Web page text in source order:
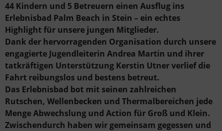
44 Kindern und 5 Betreuern einen Ausflug ins
Erlebnisbad Palm Beach in Stein – ein echtes
Highlight für unsere jungen Mitglieder.
Dank der hervorragenden Organisation durch unsere
engagierte Jugendleiterin Andrea Martin und ihrer
tatkräftigen Unterstützung Kerstin Utner verlief die
Fahrt reibungslos und bestens betreut.
Das Erlebnisbad bot mit seinen zahlreichen
Rutschen, Wellenbecken und Thermalbereichen jede
Menge Abwechslung und Action für Groß und Klein.
Zwischendurch haben wir gemeinsam gegessen und